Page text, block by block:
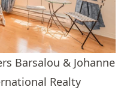
Barsalou & Johanne
Realty